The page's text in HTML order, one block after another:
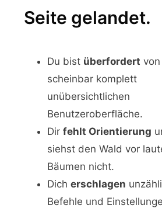
Seite gelandet.
Du bist überfordert
scheinbar komplett
unübersichtlichen
Benutzeroberfläche.
Dir fehlt Orientierung
siehst den Wald vor
Bäumen nicht.
Dich erschlagen
Befehle und